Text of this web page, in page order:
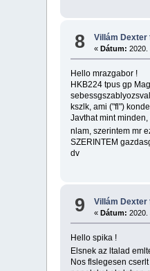
8 Villám Dexter
« Dátum: 2020.
Hello mrazgabor !
HKB224 tpus gp
kszlk, ami ("fl")
Javthat mint
nlam, szerintem mr
SZERINTEM
dv
9 Villám Dexter
«Dátum: 2020.
Hello spika !
Elsnek az ltalad
Nos flslegesen